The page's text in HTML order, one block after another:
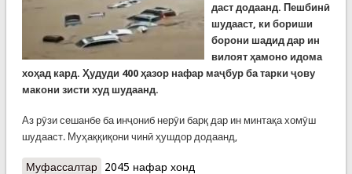
даст додаанд. Пешбинӣ
шудааст, ки бориши
борони шадид дар ин
вилоят ҳамоно идома
хоҳад кард. Ҳудуди 400 ҳазор нафар маҷбур ба тарки ҷову
макони зисти худ шудаанд.
Аз рӯзи сешанбе ба инҷониб нерӯи барқ дар ин минтақа хомӯш
шудааст. Муҳаққиқони чинӣ ҳушдор додаанд,
Муфассалтаро Боронҳои шадид дар Чин. Обхезӣ то кунун 30
2045 нафар хонд